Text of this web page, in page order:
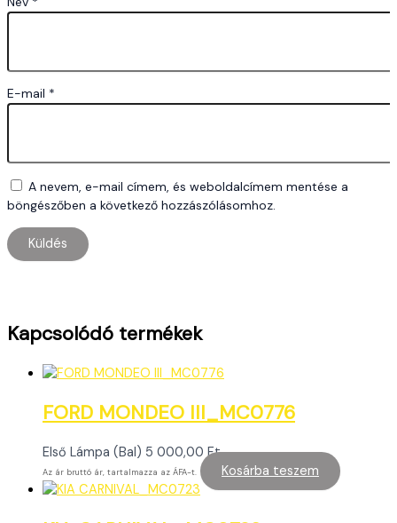
E-mail *
A nevem, e-mail címem, és weboldalcímem mentése a
böngészőben a következő hozzászólásomhoz.
Kapcsolódó termékek
FORD MONDEO III_MC0776
Első Lámpa (Bal) 5 000,00Ft
Az ár bruttó ár, tartalmazza az ÁFA-t. Kosárba teszem